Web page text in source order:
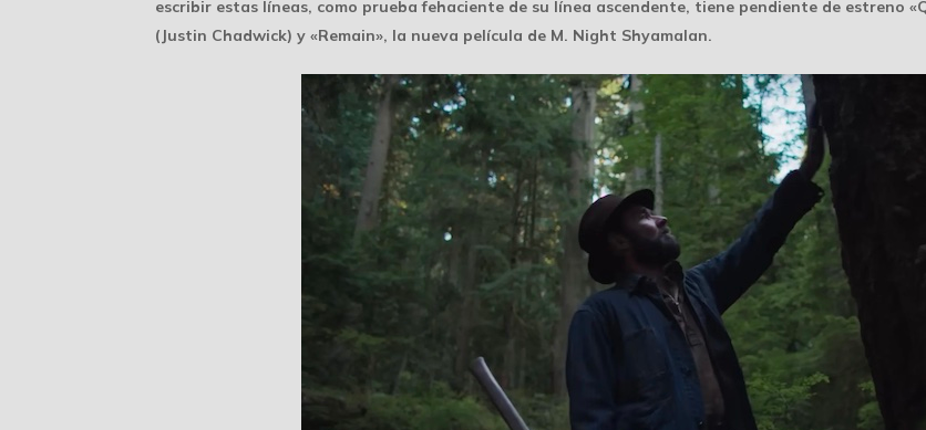
escribir estas líneas, como prueba fehaciente de su línea ascendente, tiene pendiente de estreno
(Justin Chadwick) y «Remain», la nueva película de M. Night Shyamalan.